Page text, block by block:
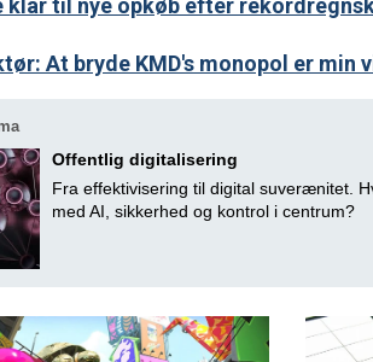
klar til nye opkøb efter
At bryde KMD's monopol er min
Offentlig digitalisering
Fra effektivisering til digital suverænitet.
med AI, sikkerhed og kontrol i centrum?